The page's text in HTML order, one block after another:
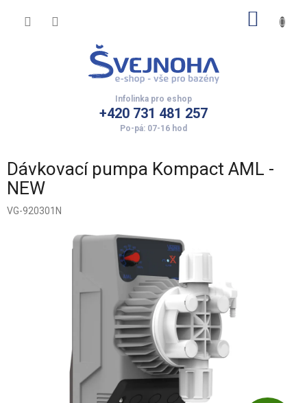
+420 731 481 257
Dávkovací pumpa Kompact AML -
NEW
VG-920301N